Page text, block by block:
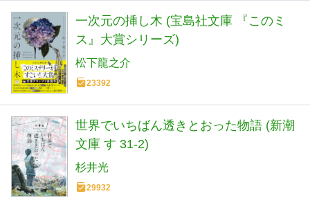
一次元の挿し木 (宝島社文庫 『このミ
ス』大賞シリーズ)
松下龍之介
23392
世界でいちばん透きとおった物語 (新潮
文庫 す 31-2)
杉井光
29932